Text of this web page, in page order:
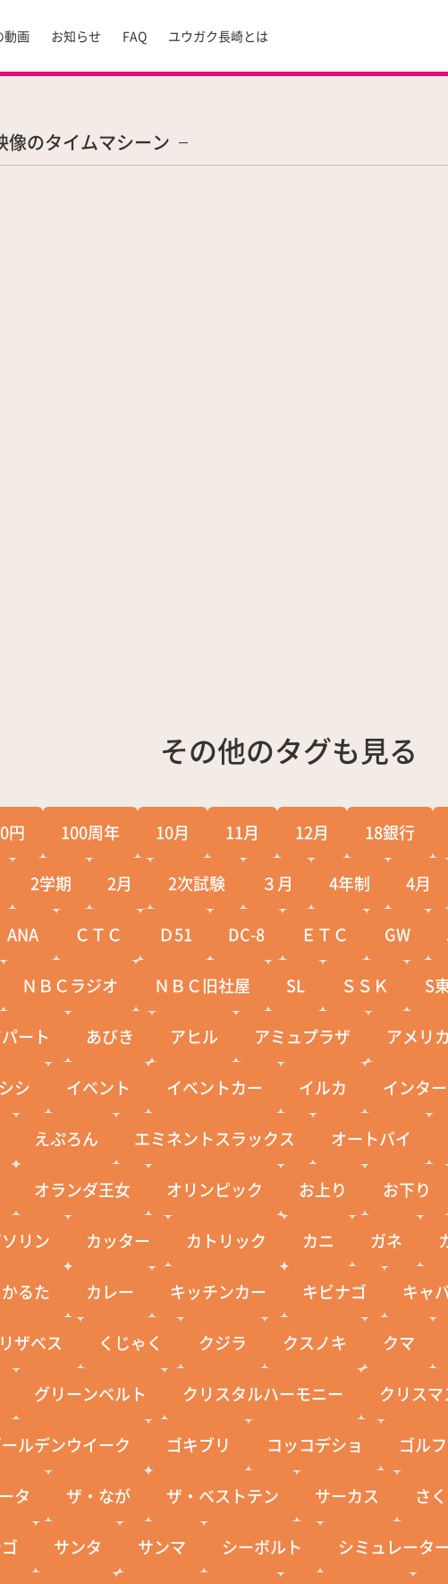
動画 お知らせ FAQ ユウガク長崎とは
像のタイムマシーン
その他のタグも見る
円 100周年 10月 11月 12月 18銀行
2学期 2月 2次試験 ３月 4年制 4月
ANA ＣＴＣ Ｄ51 DC-8 ＥＴＣ GW
ＮＢＣラジオ ＮＢＣ旧社屋 SL ＳＳＫ S
ート あびき アヒル アミュプラザ アメリカ
シ イベント イベントカー イルカ インタ
えぷろん エミネントスラックス オートバイ
オランダ王女 オリンピック お上り お下り
リン カッター カトリック カニ ガネ
かるた カレー キッチンカー キビナゴ キャ
ザベス くじゃく クジラ クスノキ クマ
グリーンベルト クリスタルハーモニー クリスマ
ルデンウイーク ゴキブリ コッコデショ ゴルフ
タ ザ・なが ザ・ベストテン サーカス さ
サンタ サンマ シーボルト シミュレータ